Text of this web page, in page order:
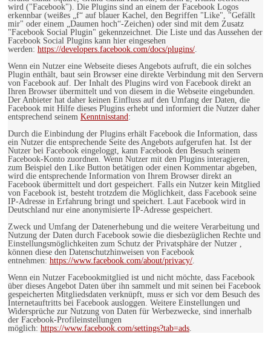
wird ("Facebook"). Die Plugins sind an einem der Facebook Logos
erkennbar (weißes „f“ auf blauer Kachel, den Begriffen "Like", "Gefällt
mir" oder einem „Daumen hoch“-Zeichen) oder sind mit dem Zusatz
"Facebook Social Plugin" gekennzeichnet. Die Liste und das Aussehen der
Facebook Social Plugins kann hier eingesehen
werden: https://developers.facebook.com/docs/plugins/.
Wenn ein Nutzer eine Webseite dieses Angebots aufruft, die ein solches
Plugin enthält, baut sein Browser eine direkte Verbindung mit den Servern
von Facebook auf. Der Inhalt des Plugins wird von Facebook direkt an
Ihren Browser übermittelt und von diesem in die Webseite eingebunden.
Der Anbieter hat daher keinen Einfluss auf den Umfang der Daten, die
Facebook mit Hilfe dieses Plugins erhebt und informiert die Nutzer daher
entsprechend seinem Kenntnisstand:
Durch die Einbindung der Plugins erhält Facebook die Information, dass
ein Nutzer die entsprechende Seite des Angebots aufgerufen hat. Ist der
Nutzer bei Facebook eingeloggt, kann Facebook den Besuch seinem
Facebook-Konto zuordnen. Wenn Nutzer mit den Plugins interagieren,
zum Beispiel den Like Button betätigen oder einen Kommentar abgeben,
wird die entsprechende Information von Ihrem Browser direkt an
Facebook übermittelt und dort gespeichert. Falls ein Nutzer kein Mitglied
von Facebook ist, besteht trotzdem die Möglichkeit, dass Facebook seine
IP-Adresse in Erfahrung bringt und speichert. Laut Facebook wird in
Deutschland nur eine anonymisierte IP-Adresse gespeichert.
Zweck und Umfang der Datenerhebung und die weitere Verarbeitung und
Nutzung der Daten durch Facebook sowie die diesbezüglichen Rechte und
Einstellungsmöglichkeiten zum Schutz der Privatsphäre der Nutzer ,
können diese den Datenschutzhinweisen von Facebook
entnehmen: https://www.facebook.com/about/privacy/.
Wenn ein Nutzer Facebookmitglied ist und nicht möchte, dass Facebook
über dieses Angebot Daten über ihn sammelt und mit seinen bei Facebook
gespeicherten Mitgliedsdaten verknüpft, muss er sich vor dem Besuch des
Internetauftritts bei Facebook ausloggen. Weitere Einstellungen und
Widersprüche zur Nutzung von Daten für Werbezwecke, sind innerhalb
der Facebook-Profileinstellungen
möglich: https://www.facebook.com/settings?tab=ads.